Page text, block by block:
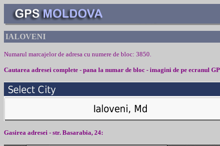
IALOVENI
Numarul marcajelor de adresa cu numere de bloc: 3850.
Cautarea adresei complete - pana la numar de bloc - imagini de pe ecranul
Gasirea adresei - str. Basarabia, 24: